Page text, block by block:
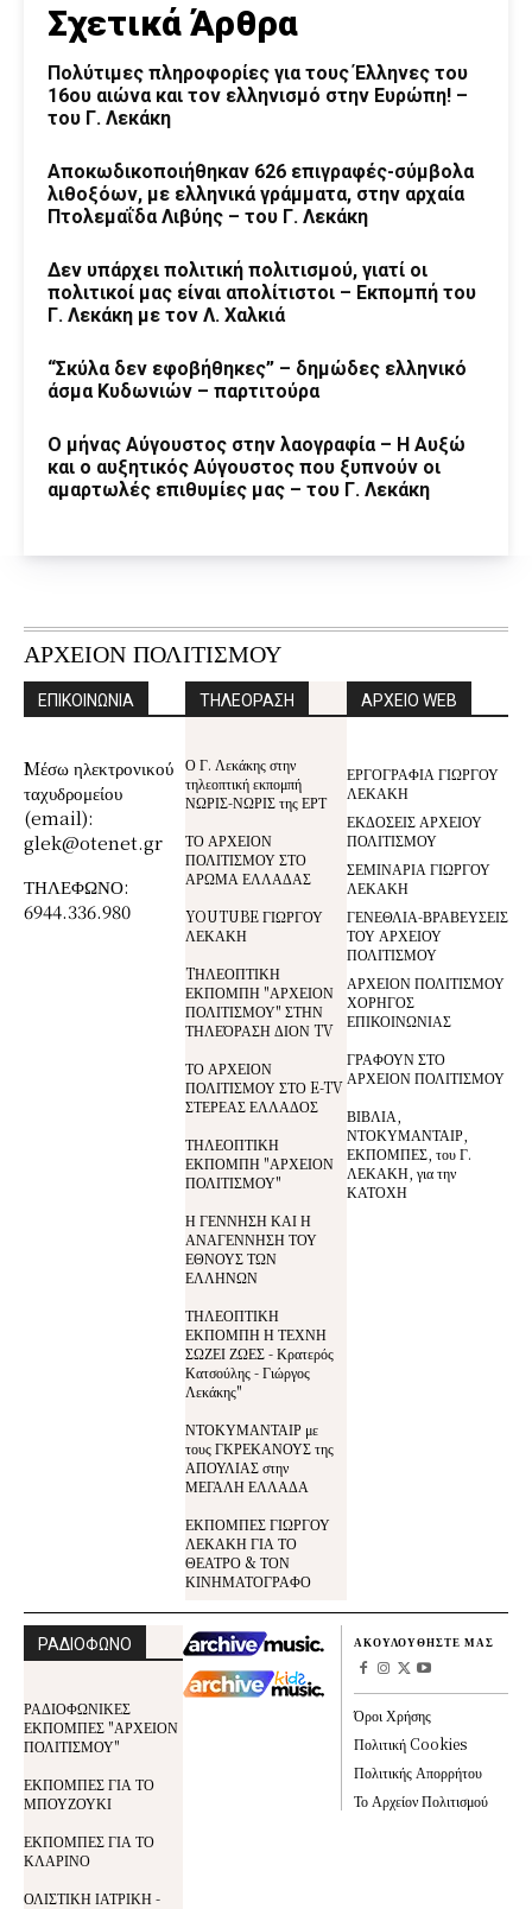
Σχετικά Άρθρα
Πολύτιμες πληροφορίες για τους Έλληνες του
16ου αιώνα και τον ελληνισμό στην Ευρώπη! –
του Γ. Λεκάκη
Αποκωδικοποιήθηκαν 626 επιγραφές-σύμβολα
λιθοξόων, με ελληνικά γράμματα, στην αρχαία
Πτολεμαΐδα Λιβύης – του Γ. Λεκάκη
Δεν υπάρχει πολιτική πολιτισμού, γιατί οι
πολιτικοί μας είναι απολίτιστοι – Εκπομπή του
Γ. Λεκάκη με τον Λ. Χαλκιά
“Σκύλα δεν εφοβήθηκες” – δημώδες ελληνικό
άσμα Κυδωνιών – παρτιτούρα
Ο μήνας Αύγουστος στην λαογραφία – Η Αυξώ
και ο αυξητικός Αύγουστος που ξυπνούν οι
αμαρτωλές επιθυμίες μας – του Γ. Λεκάκη
ΑΡΧΕΙΟΝ ΠΟΛΙΤΙΣΜΟΥ
ΕΠΙΚΟΙΝΩΝΙΑ
Mέσω ηλεκτρονικού
ταχυδρομείου
(email):
glek@otenet.gr
ΤΗΛΕΦΩΝΟ:
6944.336.980
ΤΗΛΕΟΡΑΣΗ
Ο Γ. Λεκάκης στην
τηλεοπτική εκπομπή
ΝΩΡΙΣ-ΝΩΡΙΣ της ΕΡΤ
ΤΟ ΑΡΧΕΙΟΝ
ΠΟΛΙΤΙΣΜΟΥ ΣΤΟ
ΑΡΩΜΑ ΕΛΛΑΔΑΣ
YOUTUBE ΓΙΩΡΓΟΥ
ΛΕΚΑΚΗ
TΗΛΕΟΠΤΙΚΗ
ΕΚΠΟΜΠΗ "ΑΡΧΕΙΟΝ
ΠΟΛΙΤΙΣΜΟΥ" ΣΤΗΝ
ΤΗΛΕΌΡΑΣΗ ΔΙΟΝ TV
ΤΟ ΑΡΧΕΙΟΝ
ΠΟΛΙΤΙΣΜΟΥ ΣΤΟ E-TV
ΣΤΕΡΕΑΣ ΕΛΛΑΔΟΣ
ΤΗΛΕΟΠΤΙΚΗ
ΕΚΠΟΜΠΗ "ΑΡΧΕΙΟΝ
ΠΟΛΙΤΙΣΜΟΥ"
Η ΓΕΝΝΗΣΗ ΚΑΙ Η
ΑΝΑΓΕΝΝΗΣΗ ΤΟΥ
ΕΘΝΟΥΣ ΤΩΝ
ΕΛΛΗΝΩΝ
ΤΗΛΕΟΠΤΙΚΗ
ΕΚΠΟΜΠΗ Η ΤΕΧΝΗ
ΣΩΖΕΙ ΖΩΕΣ - Κρατερός
Κατσούλης - Γιώργος
Λεκάκης"
ΝΤΟΚΥΜΑΝΤΑΙΡ με
τους ΓΚΡΕΚΑΝΟΥΣ της
ΑΠΟΥΛΙΑΣ στην
ΜΕΓΑΛΗ ΕΛΛΑΔΑ
ΕΚΠΟΜΠΕΣ ΓΙΩΡΓΟΥ
ΛΕΚΑΚΗ ΓΙΑ ΤΟ
ΘΕΑΤΡΟ & ΤΟΝ
ΚΙΝΗΜΑΤΟΓΡΑΦΟ
ΑΡΧΕΙΟ WEB
ΕΡΓΟΓΡΑΦΙΑ ΓΙΩΡΓΟΥ
ΛΕΚΑΚΗ
ΕΚΔΟΣΕΙΣ ΑΡΧΕΙΟΥ
ΠΟΛΙΤΙΣΜΟΥ
ΣΕΜΙΝΑΡΙΑ ΓΙΩΡΓΟΥ
ΛΕΚΑΚΗ
ΓΕΝΕΘΛΙΑ-ΒΡΑΒΕΥΣΕΙΣ
ΤΟΥ ΑΡΧΕΙΟΥ
ΠΟΛΙΤΙΣΜΟΥ
ΑΡΧΕΙΟΝ ΠΟΛΙΤΙΣΜΟΥ
ΧΟΡΗΓΟΣ
ΕΠΙΚΟΙΝΩΝΙΑΣ
ΓΡΑΦΟΥΝ ΣΤΟ
ΑΡΧΕΙΟΝ ΠΟΛΙΤΙΣΜΟΥ
ΒΙΒΛΙΑ,
ΝΤΟΚΥΜΑΝΤΑΙΡ,
ΕΚΠΟΜΠΕΣ, του Γ.
ΛΕΚΑΚΗ, για την
ΚΑΤΟΧΗ
ΡΑΔΙΟΦΩΝΟ
ΡΑΔΙΟΦΩΝΙΚΕΣ
ΕΚΠΟΜΠΕΣ "ΑΡΧΕΙΟΝ
ΠΟΛΙΤΙΣΜΟΥ"
ΕΚΠΟΜΠΕΣ ΓΙΑ ΤΟ
ΜΠΟΥΖΟΥΚΙ
ΕΚΠΟΜΠΕΣ ΓΙΑ ΤΟ
ΚΛΑΡΙΝΟ
ΟΛΙΣΤΙΚΗ ΙΑΤΡΙΚΗ -
ΑΚΟΥΛΟΥΘΗΣΤΕ ΜΑΣ
Όροι Χρήσης
Πολιτική Cookies
Πολιτικής Απορρήτου
Το Αρχείον Πολιτισμού